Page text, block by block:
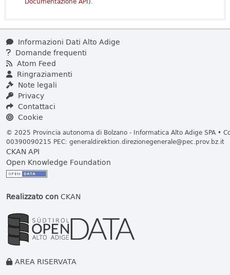
Informazioni Dati Alto Adige
Domande frequenti
Atom Feed
Ringraziamenti
Note legali
Privacy
Contattaci
Cookie
© 2025 Provincia autonoma di Bolzano - Informatica Alto Adige SPA •
00390090215 PEC: generaldirektion.direzionegenerale@pec.prov.bz.it
CKAN API
Open Knowledge Foundation
Realizzato conCKAN
AREA RISERVATA